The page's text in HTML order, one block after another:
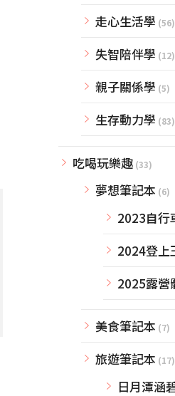
走心生活學 (56)
失智陪伴學 (12)
親子關係學 (5)
生存動力學 (83)
吃喝玩樂趣 (33)
夢想筆記本 (6)
2023自行
2024登上
2025露營
美食筆記本 (7)
旅遊筆記本 (17)
日月潭涵